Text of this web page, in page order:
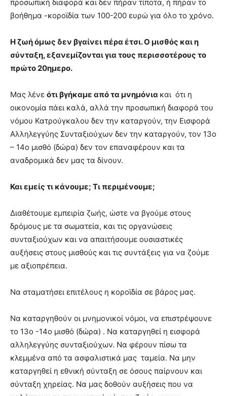
προσωπική διαφορά και δεν πήραν τίποτα, ή πήραν το
βοήθημα -κοροϊδία των 100-200 ευρώ για όλο το χρόνο.
Η ζωή όμως δεν βγαίνει πέρα έτσι. Ο μισθός και η
σύνταξη, εξανεμίζονται για τους περισσοτέρους το
πρώτο 20ημερο.
Μας λένε ότι βγήκαμε από τα μνημόνια και ότι η
οικονομία πάει καλά, αλλά την προσωπική διαφορά του
νόμου Κατρούγκαλου δεν την καταργούν, την Εισφορά
Αλληλεγγύης Συνταξιούχων δεν την καταργούν, τον 13ο
– 14ο μισθό (δώρα) δεν τον επαναφέρουν και τα
αναδρομικά δεν μας τα δίνουν.
Και εμείς τι κάνουμε; Τι περιμένουμε;
Διαθέτουμε εμπειρία ζωής, ώστε να βγούμε στους
δρόμους με τα σωματεία, και τις οργανώσεις
συνταξιούχων και να απαιτήσουμε ουσιαστικές
αυξήσεις στους μισθούς και τις συντάξεις για να ζούμε
με αξιοπρέπεια.
Να σταματήσει επιτέλους η κοροϊδία σε βάρος μας.
Να καταργηθούν οι μνημονικοί νόμοι, να επιστρέψουνε
το 13ο -14ο μισθό (δώρα) . Να καταργηθεί η εισφορά
αλληλεγγύης συνταξιούχων. Να φέρουν πίσω τα
κλεμμένα από τα ασφαλιστικά μας ταμεία. Να μην
καταργηθεί η εθνική σύνταξη σε όσους παίρνουν και
σύνταξη χηρείας. Να μας δοθούν αυξήσεις που να